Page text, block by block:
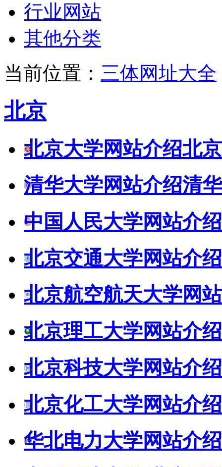
行业网站
其他分类
当前位置： 三体网址大全
北京
北京大学网站介绍北
清华大学网站介绍清
中国人民大学网站介绍
北京交通大学网站介绍
北京航空航天大学网
北京理工大学网站介绍
北京科技大学网站介绍
北京化工大学网站介绍
华北电力大学网站介绍